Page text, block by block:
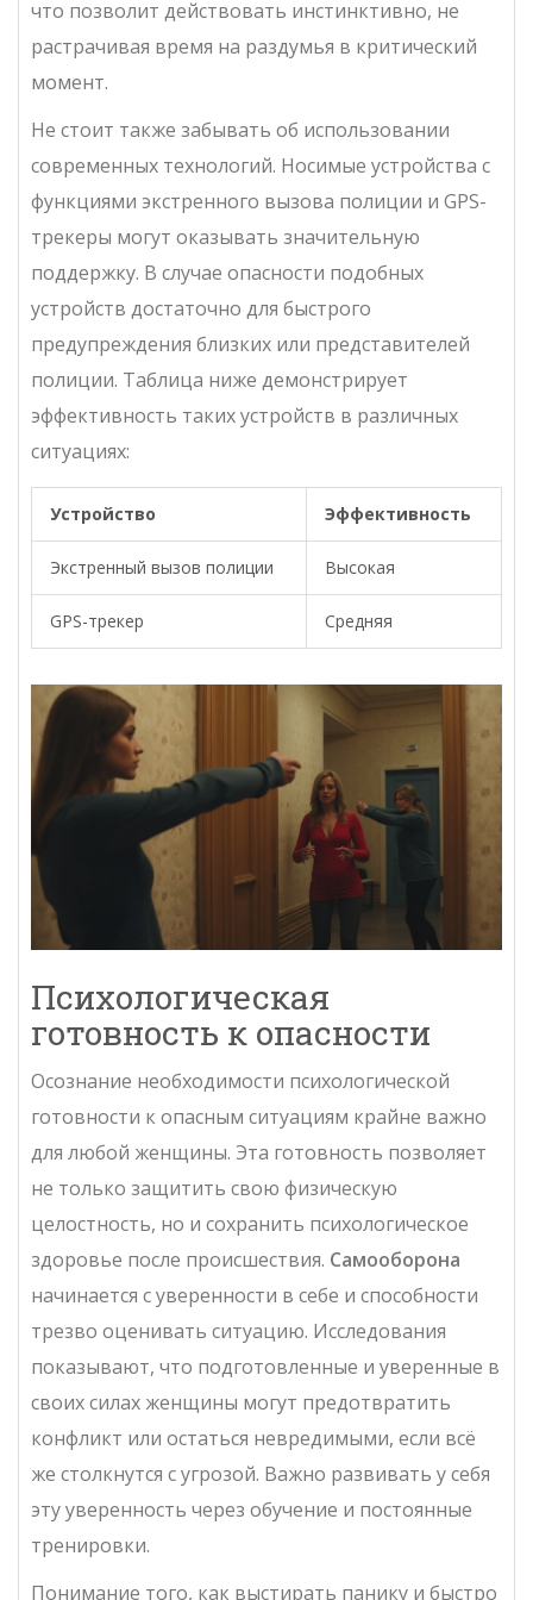
что позволит действовать инстинктивно, не
растрачивая время на раздумья в критический
момент.
Не стоит также забывать об использовании
современных технологий. Носимые устройства с
функциями экстренного вызова полиции и GPS-
трекеры могут оказывать значительную
поддержку. В случае опасности подобных
устройств достаточно для быстрого
предупреждения близких или представителей
полиции. Таблица ниже демонстрирует
эффективность таких устройств в различных
ситуациях:
Устройство Эффективность
Экстренный вызов полиции Высокая
GPS-трекер Средняя
Психологическая
готовность к опасности
Осознание необходимости психологической
готовности к опасным ситуациям крайне важно
для любой женщины. Эта готовность позволяет
не только защитить свою физическую
целостность, но и сохранить психологическое
здоровье после происшествия. Самооборона
начинается с уверенности в себе и способности
трезво оценивать ситуацию. Исследования
показывают, что подготовленные и уверенные в
своих силах женщины могут предотвратить
конфликт или остаться невредимыми, если всё
же столкнутся с угрозой. Важно развивать у себя
эту уверенность через обучение и постоянные
тренировки.
Понимание того, как выстирать панику и быстро